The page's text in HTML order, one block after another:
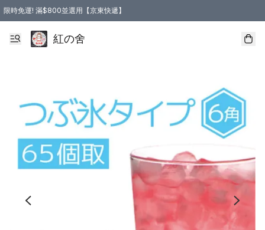
限時免運! 滿$800並選用【京東快遞】
紅の舍